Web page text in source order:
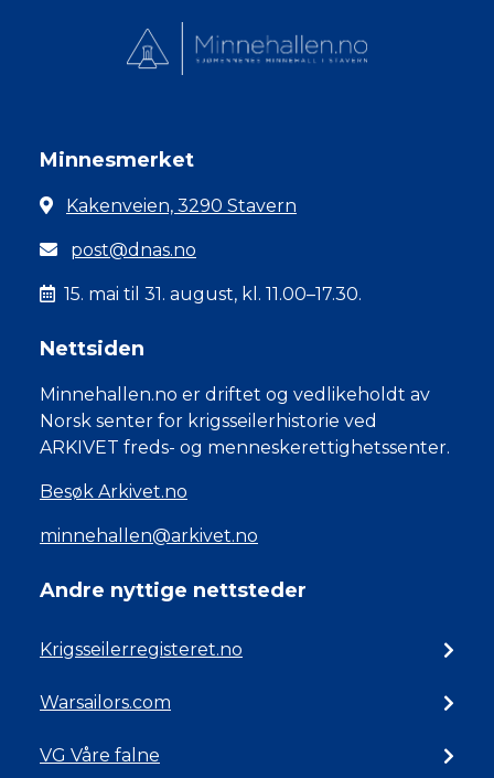
Minnesmerket
Kakenveien, 3290 Stavern
post@dnas.no
15. mai til 31. august, kl. 11.00–17.30.
Nettsiden
Minnehallen.no er driftet og vedlikeholdt av
Norsk senter for krigsseilerhistorie ved
ARKIVET freds- og menneskerettighetssenter.
Besøk Arkivet.no
minnehallen@arkivet.no
Andre nyttige nettsteder
Krigsseilerregisteret.no
Warsailors.com
VG Våre falne